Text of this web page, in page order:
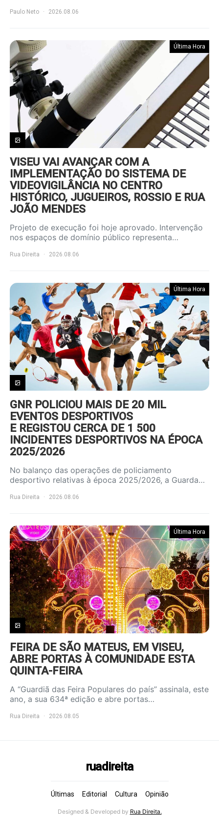
Paulo Neto 2026.08.06
Última Hora
VISEU VAI AVANÇAR COM A
IMPLEMENTAÇÃO DO SISTEMA DE
VIDEOVIGILÂNCIA NO CENTRO
HISTÓRICO, JUGUEIROS, ROSSIO E RUA
JOÃO MENDES
Projeto de execução foi hoje aprovado. Intervenção
nos espaços de domínio público representa…
Rua Direita 2026.08.06
Última Hora
GNR POLICIOU MAIS DE 20 MIL
EVENTOS DESPORTIVOS
E REGISTOU CERCA DE 1 500
INCIDENTES DESPORTIVOS NA ÉPOCA
2025/2026
No balanço das operações de policiamento
desportivo relativas à época 2025/2026, a Guarda…
Rua Direita 2026.08.06
Última Hora
FEIRA DE SÃO MATEUS, EM VISEU,
ABRE PORTAS À COMUNIDADE ESTA
QUINTA-FEIRA
A “Guardiã das Feira Populares do país” assinala, este
ano, a sua 634ª edição e abre portas…
Rua Direita 2026.08.05
ruadireita
Últimas Editorial Cultura Opinião
Designed & Developed by Rua Direita.